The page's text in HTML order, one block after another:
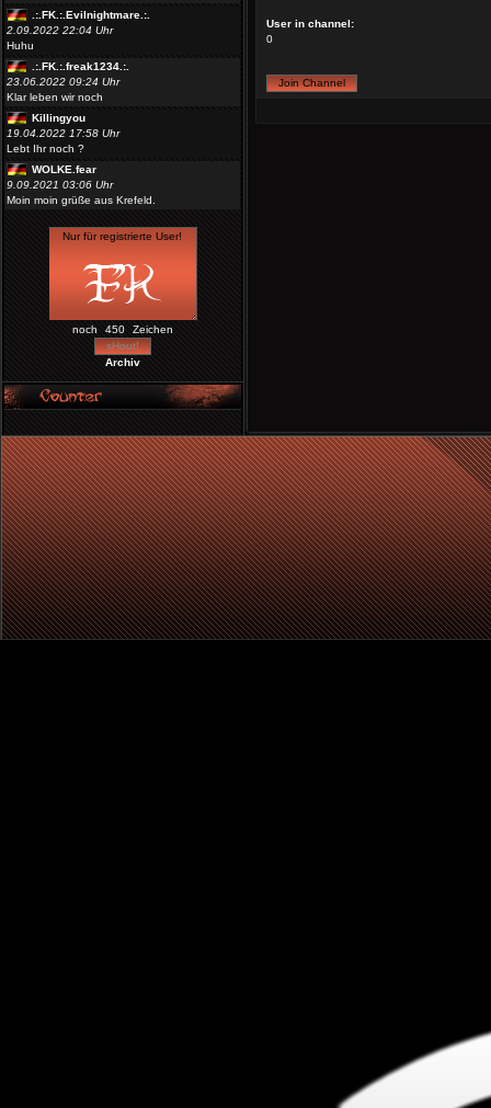
.:.FK.:.Evilnightmare.:.
2.09.2022 22:04 Uhr
Huhu
.:.FK.:.freak1234.:.
23.06.2022 09:24 Uhr
Klar leben wir noch
Killingyou
19.04.2022 17:58 Uhr
Lebt Ihr noch ?
WOLKE.fear
9.09.2021 03:06 Uhr
Moin moin grüße aus Krefeld.
noch Zeichen
Archiv
User in channel:
0